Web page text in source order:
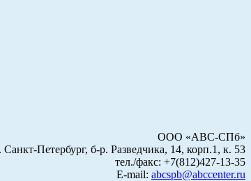
ООО «АВС-СПб»
Санкт-Петербург, б-р. Разведчика, 14, корп.1, к. 53
тел./факс: +7(812)427-13-35
E-mail: abcspb@abccenter.ru